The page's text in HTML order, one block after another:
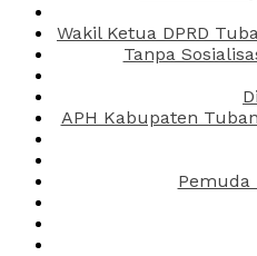
Wakil Ketua DPRD
Tanpa
APH Kabupaten
Pemuda